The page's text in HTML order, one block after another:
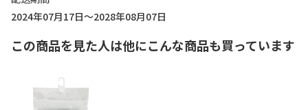
2024年07月17日～2028年08月07日
この商品を見た人は他にこんな商品も買っています